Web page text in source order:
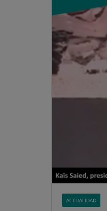
ACTUALIDAD